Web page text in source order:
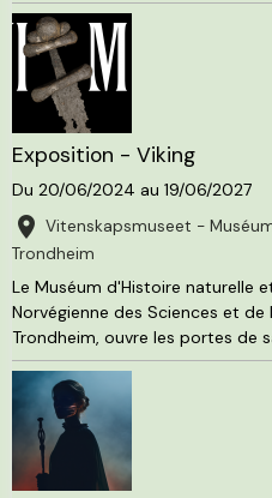
Exposition - Viking
Du 20/06/2024 au 19/06/2027
Vitenskapsmuseet -
Trondheim
Le Muséum d'Histoire naturelle
Norvégienne des Sciences et de
Trondheim, ouvre les portes de